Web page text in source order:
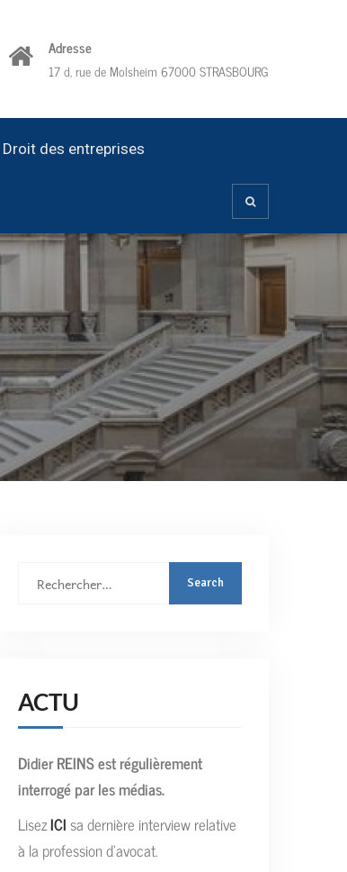
Adresse
17 d, rue de Molsheim 67000 STRASBOURG
Droit des entreprises
Rechercher
ACTU
Didier REINS est régulièrement
interrogé par les médias.
LisezICI sa dernière interview relative
à la profession d’avocat.